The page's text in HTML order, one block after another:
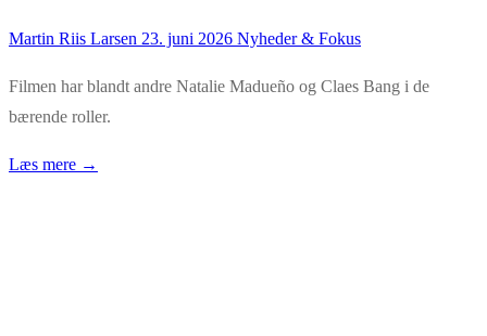
Martin Riis Larsen 23. juni 2026 Nyheder & Fokus
Filmen har blandt andre Natalie Madueño og Claes Bang i de
bærende roller.
Læs mere →